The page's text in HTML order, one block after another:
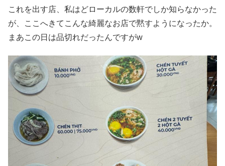
これを出す店、私はどローカルの数軒でしか知らなかった
が、ここへきてこんな綺麗なお店で黙すようになったか。
まあこの日は品切れだったんですがw